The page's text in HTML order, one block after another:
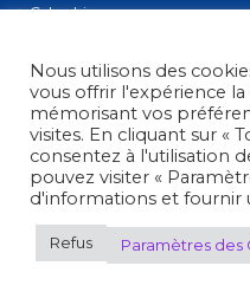
Calendriers
Se former
Archives
Espace presse
Nous contacter
Informations légales
Politique de confidentialité
Politique de confidentialité des
Conditions générales
Nous utilisons des
vous offrir l'expérience
mémorisant vos
visites. En cliquant sur «
consentez à l'utilisation
pouvez visiter «
d'informations et fournir
Refus Paramètres des